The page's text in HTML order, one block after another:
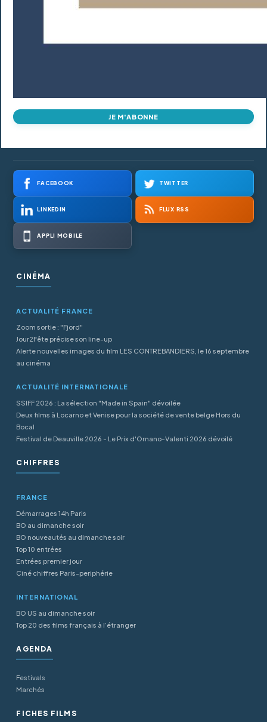
JE M'ABONNE
FACEBOOK TWITTER
LINKEDIN FLUX RSS
APPLI MOBILE
CINÉMA
ACTUALITÉ FRANCE
Zoom sortie : "Fjord"
Jour2Fête précise son line-up
Alerte nouvelles images du film LES CONTREBANDIERS, le 16 septembre
au cinéma
ACTUALITÉ INTERNATIONALE
SSIFF 2026 : La sélection "Made in Spain" dévoilée
Deux films à Locarno et Venise pour la société de vente belge Hors du
Bocal
Festival de Deauville 2026 - Le Prix d'Ornano-Valenti 2026 dévoilé
CHIFFRES
FRANCE
Démarrages 14h Paris
BO au dimanche soir
BO nouveautés au dimanche soir
Top 10 entrées
Entrées premier jour
Ciné chiffres Paris-periphérie
INTERNATIONAL
BO US au dimanche soir
Top 20 des films français à l’étranger
AGENDA
Festivals
Marchés
FICHES FILMS